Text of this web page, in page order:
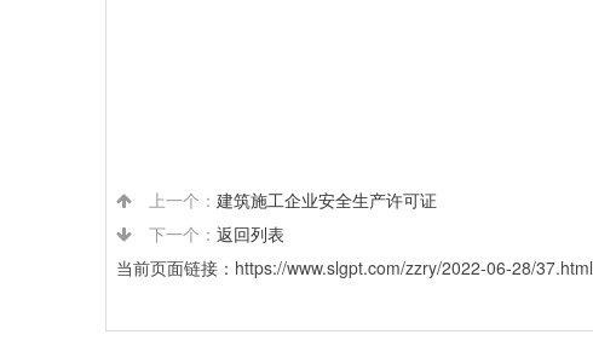
上一个： 建筑施工企业安全生产许可证
下一个： 返回列表
当前页面链接：https://www.slgpt.com/zzry/2022-06-28/37.html